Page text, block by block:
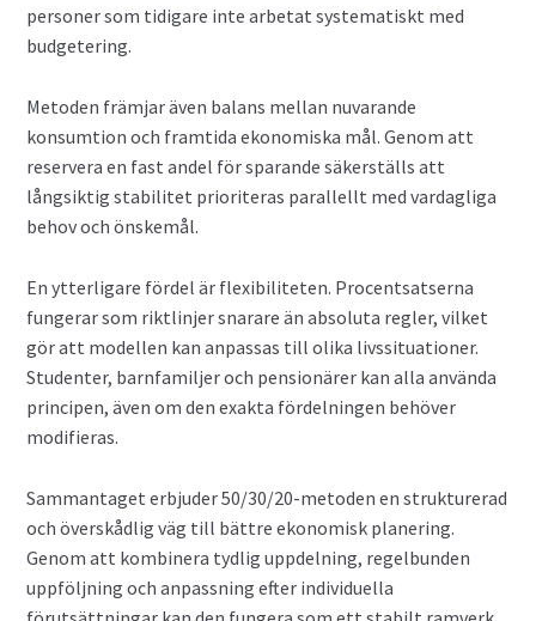
personer som tidigare inte arbetat systematiskt med
budgetering.
Metoden främjar även balans mellan nuvarande
konsumtion och framtida ekonomiska mål. Genom att
reservera en fast andel för sparande säkerställs att
långsiktig stabilitet prioriteras parallellt med vardagliga
behov och önskemål.
En ytterligare fördel är flexibiliteten. Procentsatserna
fungerar som riktlinjer snarare än absoluta regler, vilket
gör att modellen kan anpassas till olika livssituationer.
Studenter, barnfamiljer och pensionärer kan alla använda
principen, även om den exakta fördelningen behöver
modifieras.
Sammantaget erbjuder 50/30/20-metoden en strukturerad
och överskådlig väg till bättre ekonomisk planering.
Genom att kombinera tydlig uppdelning, regelbunden
uppföljning och anpassning efter individuella